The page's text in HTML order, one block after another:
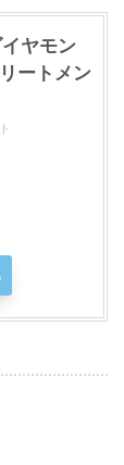
ヤモン
ートメン